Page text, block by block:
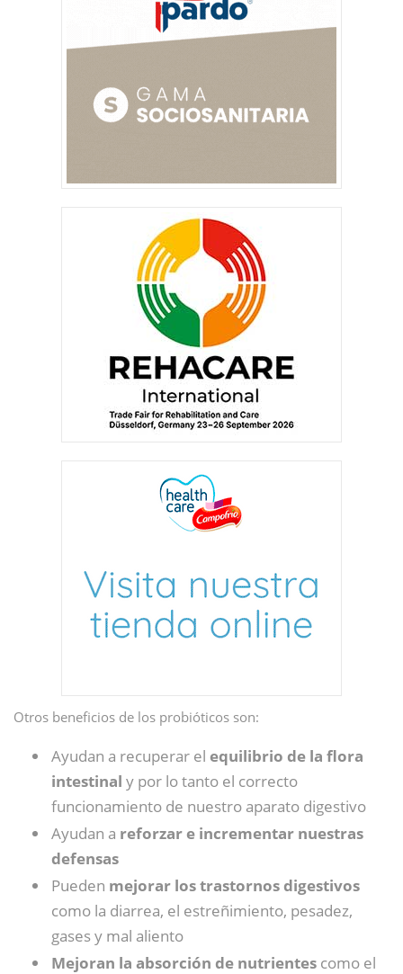
Otros beneficios de los probióticos son:
Ayudan a recuperar el equilibrio de la flora
intestinal y por lo tanto el correcto
funcionamiento de nuestro aparato digestivo
Ayudan a reforzar e incrementar nuestras
defensas
Pueden mejorar los trastornos digestivos
como la diarrea, el estreñimiento, pesadez,
gases y mal aliento
Mejoran la absorción de nutrientes como el